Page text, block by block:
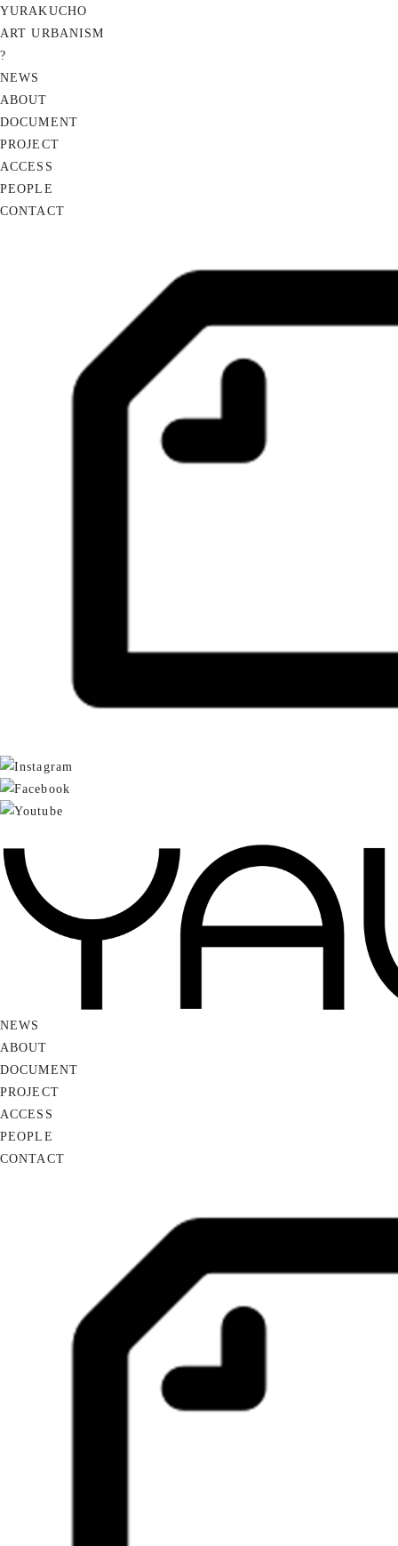
YURAKUCHO
ART URBANISM
?
NEWS
ABOUT
DOCUMENT
PROJECT
ACCESS
PEOPLE
CONTACT
NEWS
ABOUT
DOCUMENT
PROJECT
ACCESS
PEOPLE
CONTACT